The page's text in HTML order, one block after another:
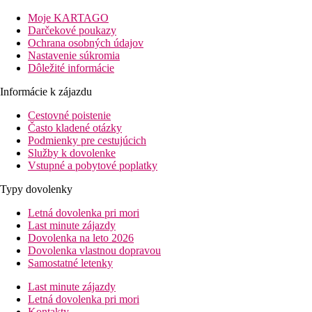
Dvojlôžková izba:
zadarmo, ostatné termíny za poplatok), minichladnička, TV/sat.,
balkón alebo terasa.
Ostatné typy izieb(pokiaľ nie je uvedené inak, majú izby
Dvojposteľová izba, Superior:
Popis hotela
vstupná hala s recepciou (možnosť prenájmu trezoru)
bazén
lehátka a slnečníky pri bazéne zadarmo
reštaurácia
minimarket
parkovisko
trezor (za poplatok)
Popis pláže
kamienková pláž cca 500 m od hotela
Stravovanie
Moje KARTAGO
Darčekové poukazy
Ochrana osobných údajov
Nastavenie súkromia
Dôležité informácie
Informácie k zájazdu
Cestovné poistenie
Často kladené otázky
Podmienky pre cestujúcich
Služby k dovolenke
Vstupné a pobytové poplatky
Typy dovolenky
Letná dovolenka pri mori
Last minute zájazdy
Dovolenka na leto 2026
Dovolenka vlastnou dopravou
Samostatné letenky
Last minute zájazdy
Letná dovolenka pri mori